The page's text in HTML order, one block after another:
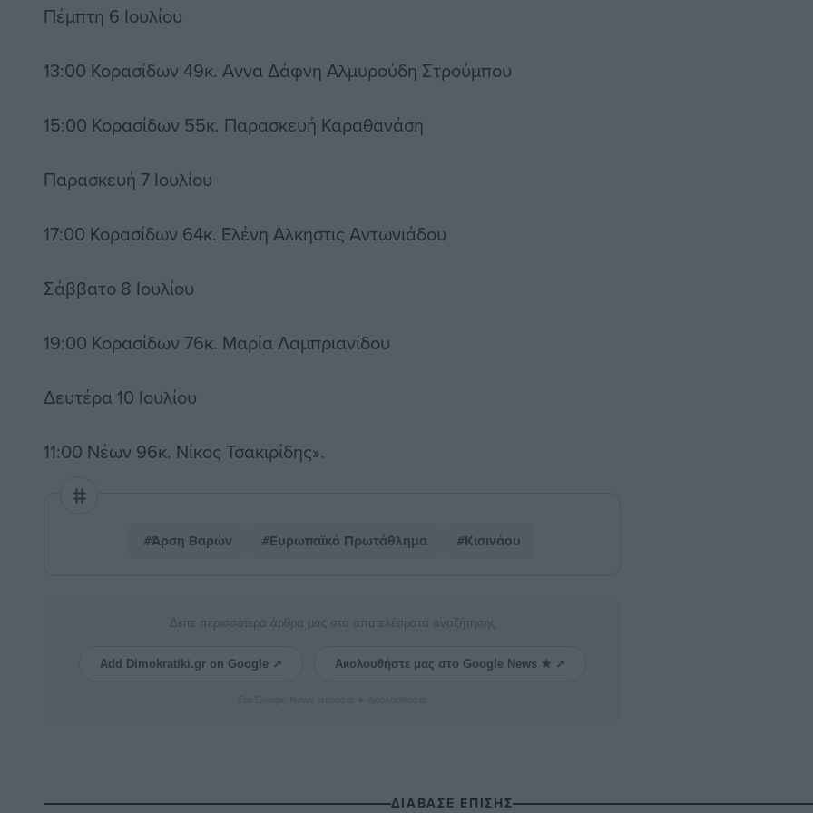
Πέμπτη 6 Ιουλίου
13:00 Κορασίδων 49κ. Αννα Δάφνη Αλμυρούδη Στρούμπου
15:00 Κορασίδων 55κ. Παρασκευή Καραθανάση
Παρασκευή 7 Ιουλίου
17:00 Κορασίδων 64κ. Ελένη Αλκηστις Αντωνιάδου
Σάββατο 8 Ιουλίου
19:00 Κορασίδων 76κ. Μαρία Λαμπριανίδου
Δευτέρα 10 Ιουλίου
11:00 Νέων 96κ. Νίκος Τσακιρίδης».
#Άρση Βαρών #Ευρωπαϊκό Πρωτάθλημα #Κισινάου
Δείτε περισσότερα άρθρα μας στα αποτελέσματα αναζήτησης
Add Dimokratiki.gr on Google ↗ Ακολουθήστε μας στο Google News ★ ↗
ΔΙΑΒΑΣΕ ΕΠΙΣΗΣ